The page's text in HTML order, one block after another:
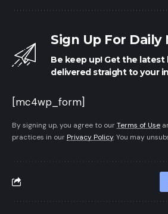
Sign Up For
Be keep up! Get the latest
delivered straight to your
[mc4wp_form]
By signing up, you agree to ourTerms of Use
practices in our Privacy Policy. You may